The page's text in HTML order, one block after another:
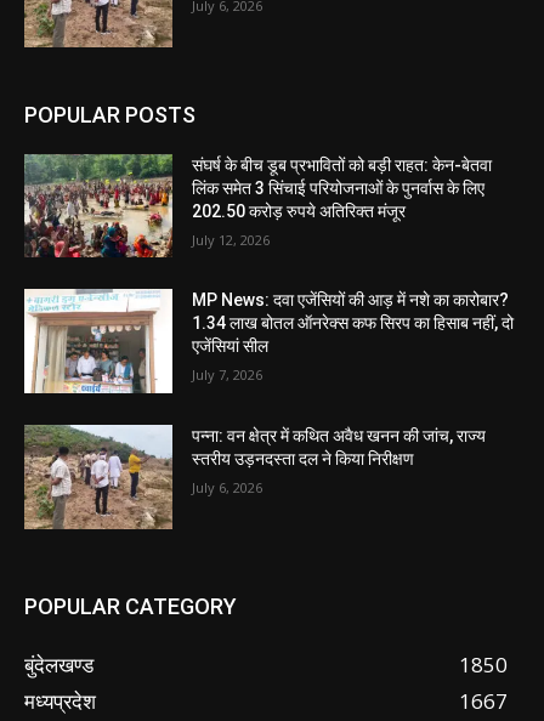
July 6, 2026
POPULAR POSTS
संघर्ष के बीच डूब प्रभावितों को बड़ी राहत: केन-बेतवा
लिंक समेत 3 सिंचाई परियोजनाओं के पुनर्वास के लिए
202.50 करोड़ रुपये अतिरिक्त मंजूर
July 12, 2026
MP News: दवा एजेंसियों की आड़ में नशे का कारोबार?
1.34 लाख बोतल ऑनरेक्स कफ सिरप का हिसाब नहीं, दो
एजेंसियां सील
July 7, 2026
पन्ना: वन क्षेत्र में कथित अवैध खनन की जांच, राज्य
स्तरीय उड़नदस्ता दल ने किया निरीक्षण
July 6, 2026
POPULAR CATEGORY
बुंदेलखण्ड
1850
मध्यप्रदेश
1667